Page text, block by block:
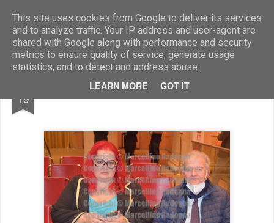
This site uses cookies from Google to deliver its services
and to analyze traffic. Your IP address and user-agent are
shared with Google along with performance and security
metrics to ensure quality of service, generate usage
statistics, and to detect and address abuse.
LEARN MORE GOT IT
Marcellino Radogna - Fotonotizie per la stampa
19 Monica Macchioni e Fabrizio Cicchitto